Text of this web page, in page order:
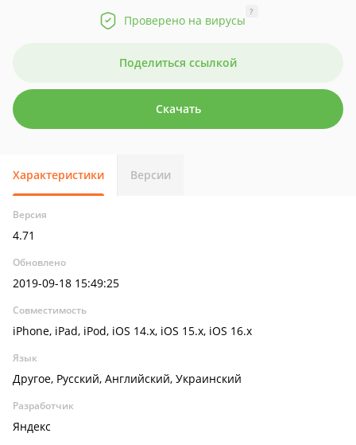
Проверено на вирусы
?
Поделиться ссылкой
Скачать
Характеристики Версии
Версия
4.71
Обновлено
2019-09-18 15:49:25
Совместимость
iPhone, iPad, iPod, iOS 14.x, iOS 15.x, iOS 16.x
Язык
Другое, Русский, Английский, Украинский
Разработчик
Яндекс